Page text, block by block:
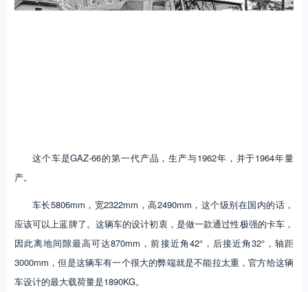
这个车是GAZ-66的第一代产品，生产与1962年，并于1964年量
产。
车长5806mm，宽2322mm，高2490mm，这个级别在国内的话，
应该可以上蓝牌了。这辆车的设计初衷，是做一款通过性极强的卡车，
因此离地间隙最高可达870mm，前接近角42°，后接近角32°，轴距
3000mm，但是这辆车有一个很大的弊端就是不能拉太重，官方给这辆
车设计的最大载荷量是1890KG。